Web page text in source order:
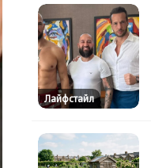
Лайфстайл